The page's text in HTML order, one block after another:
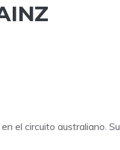
el circuito australiano.